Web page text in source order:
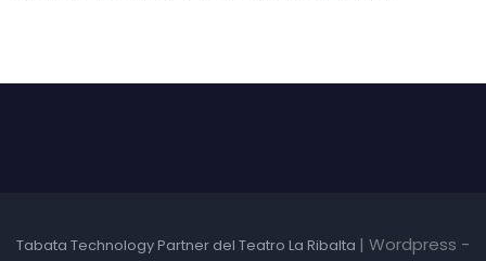
Tabata Technology Partner del Teatro La Ribalta | Wordpress -